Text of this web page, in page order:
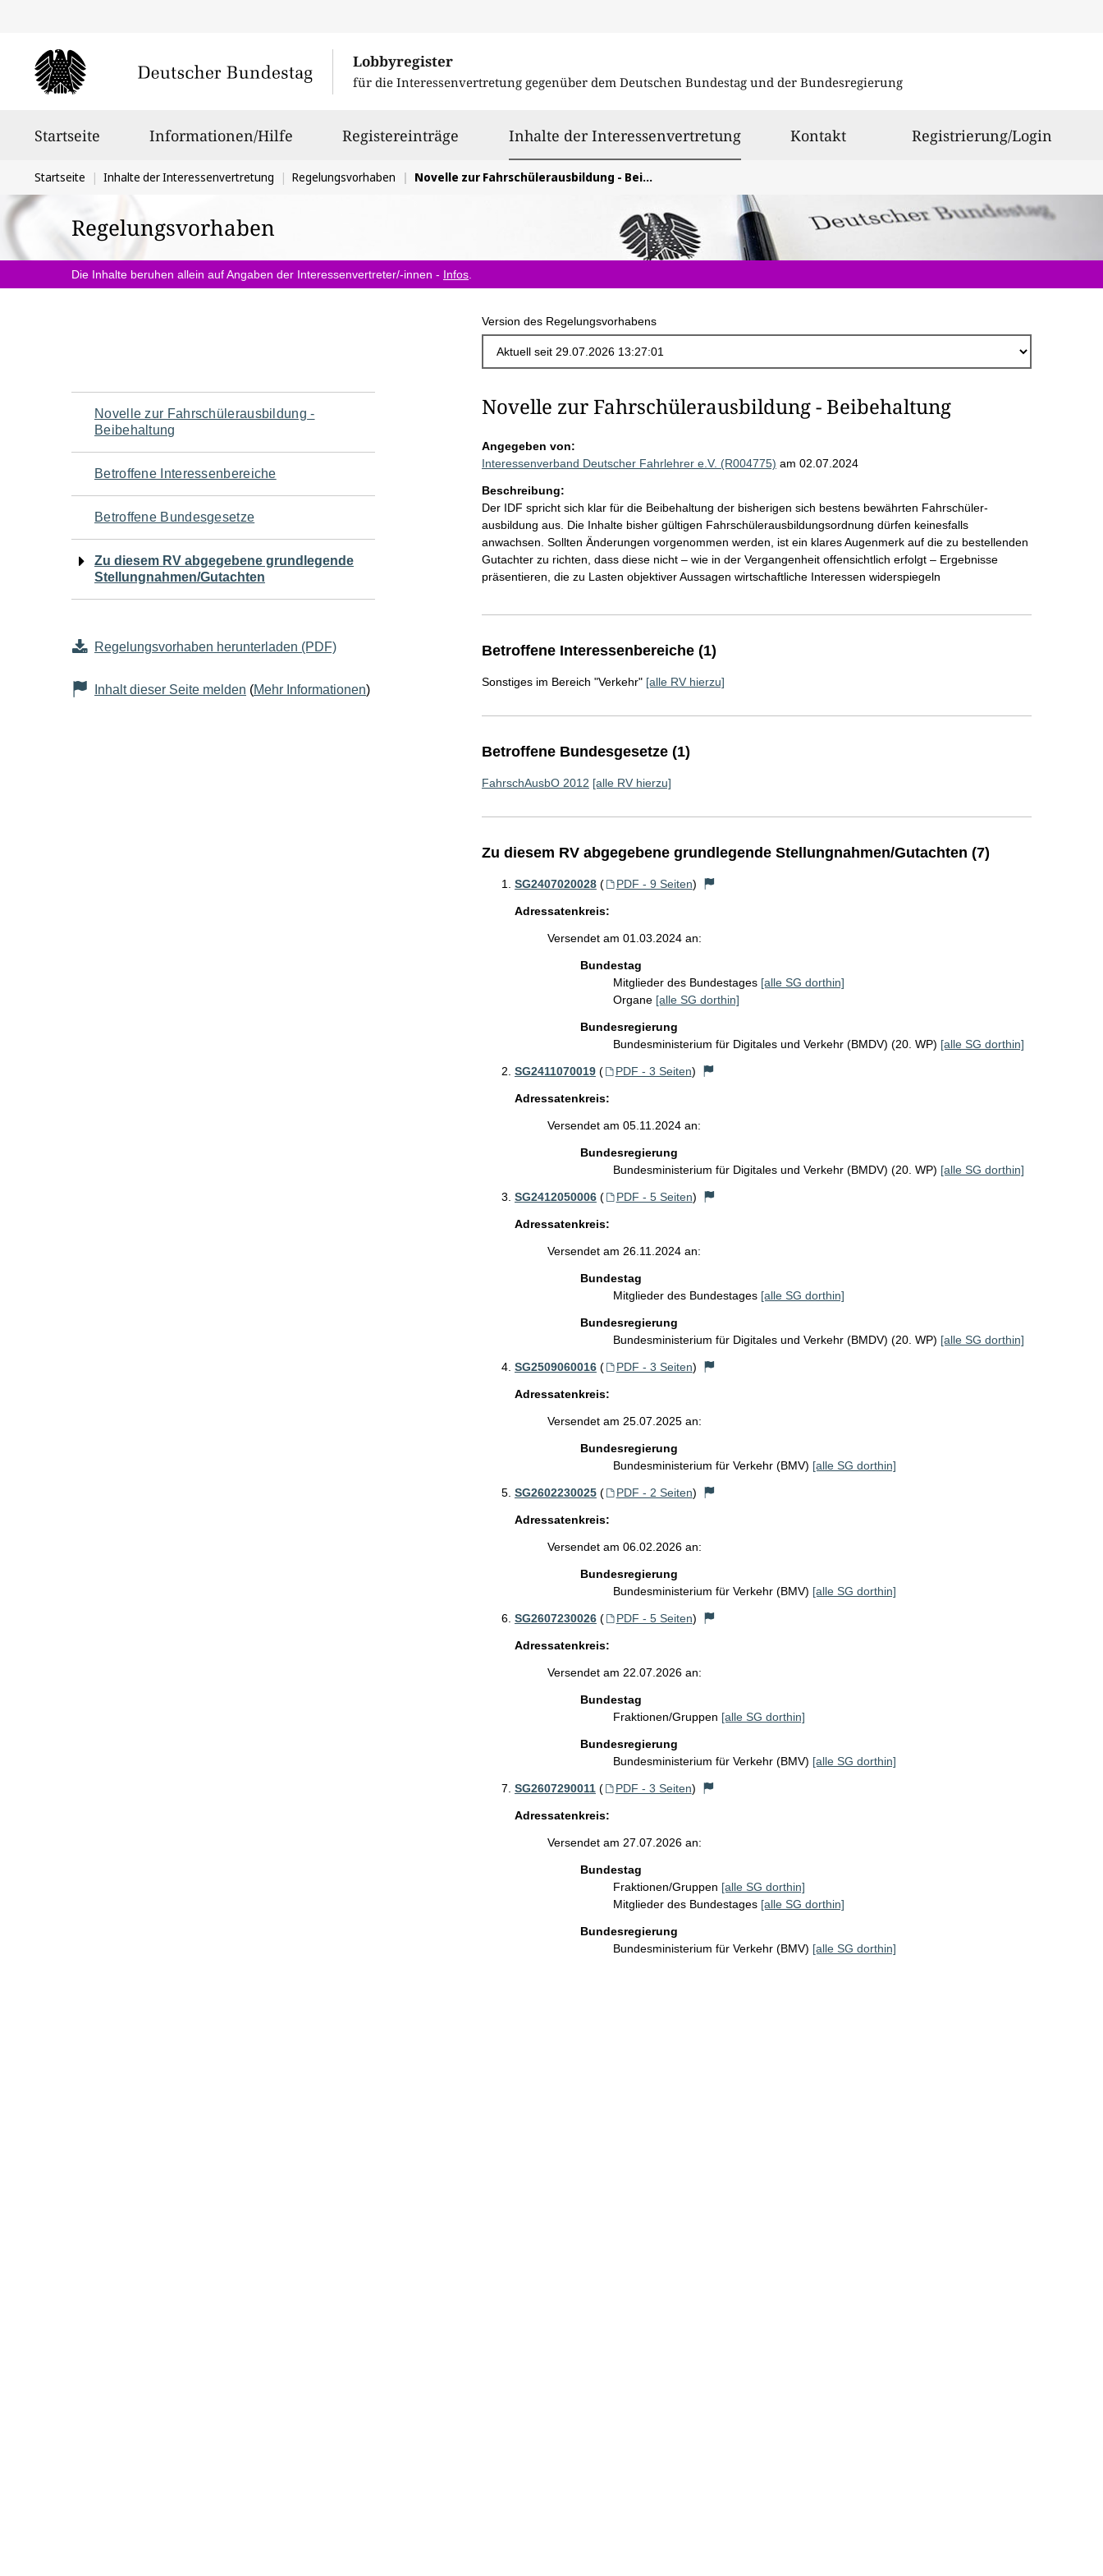
Lobbyregister
für die Interessenvertretung gegenüber dem Deutschen Bundestag und der Bundesregierung
Startseite Informationen/Hilfe Registereinträge Inhalte der Interessenvertretungausgewählt
Kontakt Registrierung/Login
Sie
befinden
sich
hier:
Startseite Inhalte der Interessenvertretung Regelungsvorhaben Novelle zur Fahrschülerausbildung - Beibehaltung
Regelungsvorhaben
Die Inhalte beruhen allein auf Angaben der Interessenvertreter/-innen - Infos
Version des Regelungsvorhabens
Navigation
für
den
Seiteninhalt
Novelle zur Fahrschülerausbildung -
Beibehaltung
Betroffene Interessenbereiche
Betroffene Bundesgesetze
Zu diesem RV abgegebene grundlegende
Stellungnahmen/Gutachten
Regelungsvorhaben herunterladen (PDF)
Inhalt dieser Seite melden (Mehr Informationen)
Novelle zur Fahrschülerausbildung - Beibehaltung
Angegeben von:
Interessenverband Deutscher Fahrlehrer e.V. (R004775) am 02.07.2024
Beschreibung:
Der IDF spricht sich klar für die Beibehaltung der bisherigen sich bestens bewährten Fahrschüler-
ausbildung aus. Die Inhalte bisher gültigen Fahrschülerausbildungsordnung dürfen keinesfalls
anwachsen. Sollten Änderungen vorgenommen werden, ist ein klares Augenmerk auf die zu bestellenden
Gutachter zu richten, dass diese nicht – wie in der Vergangenheit offensichtlich erfolgt – Ergebnisse
präsentieren, die zu Lasten objektiver Aussagen wirtschaftliche Interessen widerspiegeln
Betroffene Interessenbereiche (1)
Sonstiges im Bereich "Verkehr" [alle RV hierzu]
Betroffene Bundesgesetze (1)
FahrschAusbO 2012 [alle RV hierzu]
Zu diesem RV abgegebene grundlegende Stellungnahmen/Gutachten (7)
SG2407020028 ( PDF - 9 Seiten)
Adressatenkreis:
Versendet am 01.03.2024 an:
Bundestag
Mitglieder des Bundestages [alle SG dorthin]
Organe [alle SG dorthin]
Bundesregierung
Bundesministerium für Digitales und Verkehr (BMDV) (20. WP) [alle SG dorthin]
SG2411070019 ( PDF - 3 Seiten)
Adressatenkreis:
Versendet am 05.11.2024 an:
Bundesregierung
Bundesministerium für Digitales und Verkehr (BMDV) (20. WP) [alle SG dorthin]
SG2412050006 ( PDF - 5 Seiten)
Adressatenkreis:
Versendet am 26.11.2024 an:
Bundestag
Mitglieder des Bundestages [alle SG dorthin]
Bundesregierung
Bundesministerium für Digitales und Verkehr (BMDV) (20. WP) [alle SG dorthin]
SG2509060016 ( PDF - 3 Seiten)
Adressatenkreis:
Versendet am 25.07.2025 an:
Bundesregierung
Bundesministerium für Verkehr (BMV) [alle SG dorthin]
SG2602230025 ( PDF - 2 Seiten)
Adressatenkreis:
Versendet am 06.02.2026 an:
Bundesregierung
Bundesministerium für Verkehr (BMV) [alle SG dorthin]
SG2607230026 ( PDF - 5 Seiten)
Adressatenkreis:
Versendet am 22.07.2026 an:
Bundestag
Fraktionen/Gruppen [alle SG dorthin]
Bundesregierung
Bundesministerium für Verkehr (BMV) [alle SG dorthin]
SG2607290011 ( PDF - 3 Seiten)
Adressatenkreis:
Versendet am 27.07.2026 an:
Bundestag
Fraktionen/Gruppen [alle SG dorthin]
Mitglieder des Bundestages [alle SG dorthin]
Bundesregierung
Bundesministerium für Verkehr (BMV) [alle SG dorthin]